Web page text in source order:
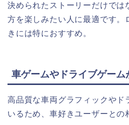
決められたストーリーだけでは
方を楽しみたい人に最適です。
きには特におすすめ。
車ゲームやドライブゲーム
高品質な車両グラフィックやド
いるため、車好きユーザーとの